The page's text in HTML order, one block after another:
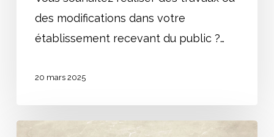
des modifications dans votre
établissement recevant du public ?…
20 mars 2025